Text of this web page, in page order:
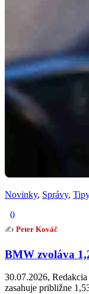
Novinky, Správy, Tipy
0
✍️ Peter Kováč
BMW zvoláva
30.07.2026,
zasahuje približne